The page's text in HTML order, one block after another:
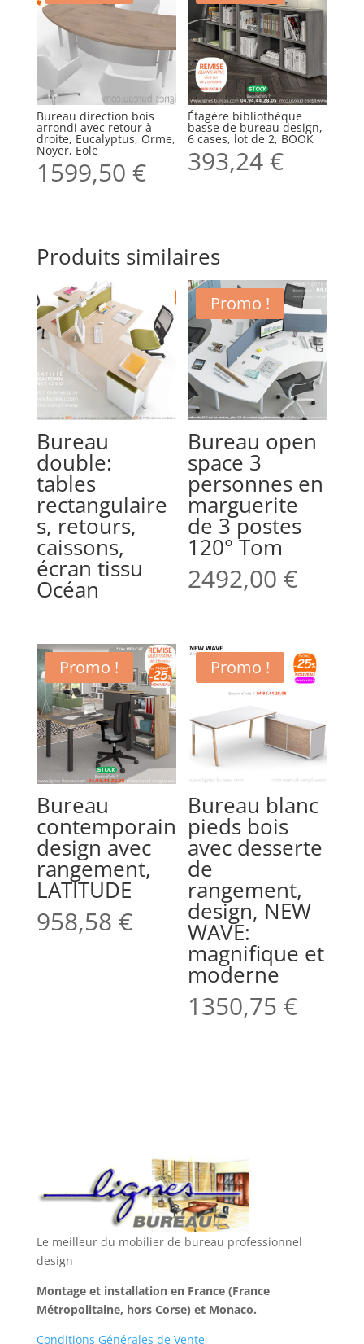
Bureau direction bois
arrondi avec retour à
droite, Eucalyptus, Orme,
Noyer, Eole
1599,50 €
Étagère bibliothèque
basse de bureau design,
6 cases, lot de 2, BOOK
393,24€
Produits similaires
Bureau
double:
tables
rectangulaire
s, retours,
caissons,
écran tissu
Océan
Promo !
Bureau open
space 3
personnes en
marguerite
de 3 postes
120° Tom
2492,00€
Promo !
Bureau
contemporain
design avec
rangement,
LATITUDE
958,58 €
Promo !
Bureau blanc
pieds bois
avec desserte
de
rangement,
design, NEW
WAVE:
magnifique et
moderne
1350,75€
Le meilleur du mobilier de bureau professionnel
design
Montage et installation en France (France
Métropolitaine, hors Corse) et Monaco.
Conditions Générales de Vente